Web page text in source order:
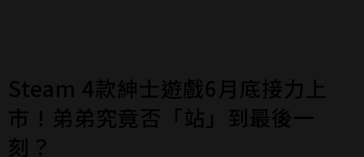
Steam 4款紳士遊戲6月底接力上
市！弟弟究竟否「站」到最後一
刻？